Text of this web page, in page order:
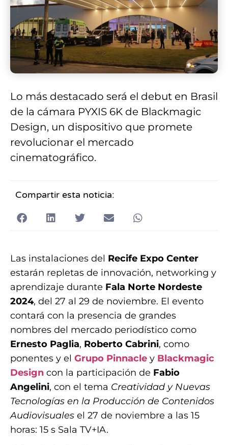
Lo más destacado será el debut en Brasil
de la cámara PYXIS 6K de Blackmagic
Design, un dispositivo que promete
revolucionar el mercado
cinematográfico.
Compartir esta noticia:
Las instalaciones del Recife Expo Center
estarán repletas de innovación, networking y
aprendizaje durante Fala Norte Nordeste
2024, del 27 al 29 de noviembre. El evento
contará con la presencia de grandes
nombres del mercado periodístico como
Ernesto Paglia, Roberto Cabrini, como
ponentes y el Grupo Pinnacle y Blackmagic
Design con la participación de Fabio
Angelini, con el tema Creatividad y Nuevas
Tecnologías en la Producción de Contenidos
Audiovisuales el 27 de noviembre a las 15
horas: 15 s Sala TV+IA.